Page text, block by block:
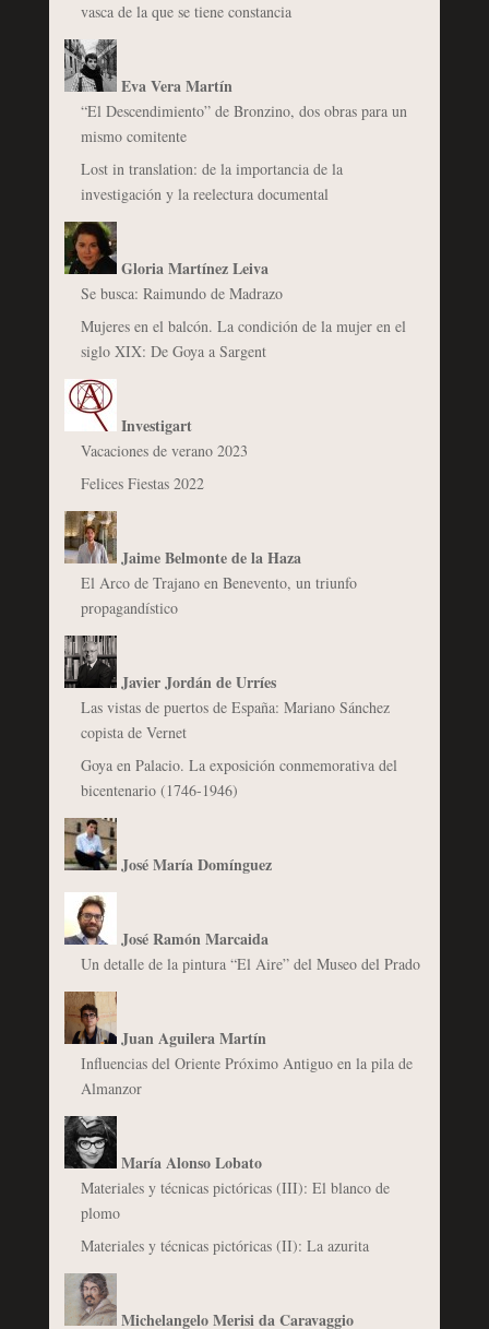
vasca de la que se tiene constancia
Eva Vera Martín
“El Descendimiento” de Bronzino, dos obras para un
mismo comitente
Lost in translation: de la importancia de la
investigación y la reelectura documental
Gloria Martínez Leiva
Se busca: Raimundo de Madrazo
Mujeres en el balcón. La condición de la mujer en el
siglo XIX: De Goya a Sargent
Investigart
Vacaciones de verano 2023
Felices Fiestas 2022
Jaime Belmonte de la Haza
El Arco de Trajano en Benevento, un triunfo
propagandístico
Javier Jordán de Urríes
Las vistas de puertos de España: Mariano Sánchez
copista de Vernet
Goya en Palacio. La exposición conmemorativa del
bicentenario (1746-1946)
José María Domínguez
José Ramón Marcaida
Un detalle de la pintura “El Aire” del Museo del Prado
Juan Aguilera Martín
Influencias del Oriente Próximo Antiguo en la pila de
Almanzor
María Alonso Lobato
Materiales y técnicas pictóricas (III): El blanco de
plomo
Materiales y técnicas pictóricas (II): La azurita
Michelangelo Merisi da Caravaggio